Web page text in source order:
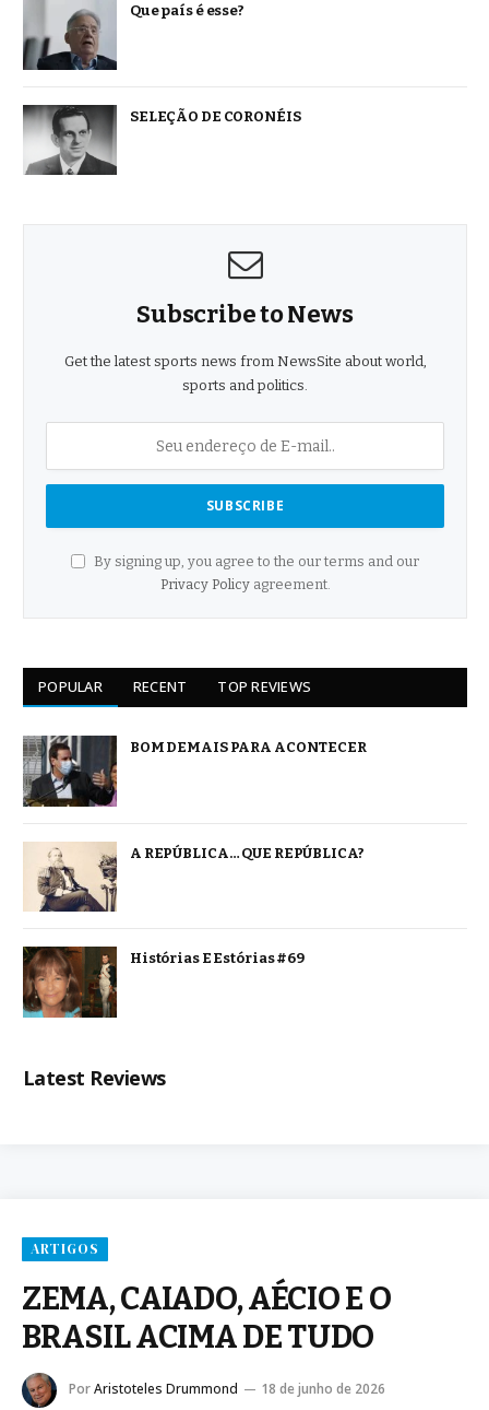
Que país é esse?
SELEÇÃO DE CORONÉIS
Subscribe to News
Get the latest sports news from NewsSite about world,
sports and politics.
By signing up, you agree to the our terms and our
Privacy Policyagreement.
POPULAR RECENT TOP REVIEWS
BOM DEMAIS PARA ACONTECER
A REPÚBLICA… QUE REPÚBLICA?
Histórias E Estórias #69
Latest Reviews
ARTIGOS
ZEMA, CAIADO, AÉCIO E O
BRASIL ACIMA DE TUDO
PorAristoteles Drummond
18 de junho de 2026